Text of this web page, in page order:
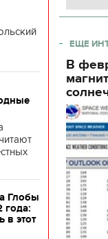
Глобы
года:
в этот
ЕЩЕ
В